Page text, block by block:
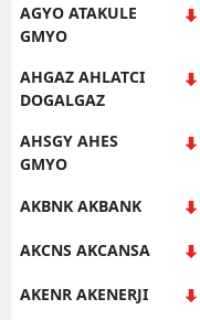
AGYO ATAKULE
GMYO
AHGAZ AHLATCI
DOGALGAZ
AHSGY AHES
GMYO
AKBNK AKBANK
AKCNS AKCANSA
AKENR AKENERJI